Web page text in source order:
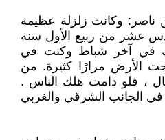
ناصر‏:‏ وكانت زلزلة عظيمة
عشر من ربيع الأول سنة
في آخر شباط وكنت في
الأرض مرارًا كثيرة‏. من
، فلو دامت هلك الناس .
الجانب الشرقي والغربي